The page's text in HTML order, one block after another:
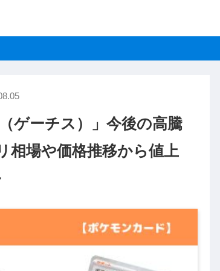
ゲーチス）」今後の高騰
相場や価格推移から値上